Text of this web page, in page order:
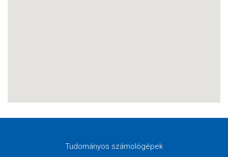
Tudományos számológépek